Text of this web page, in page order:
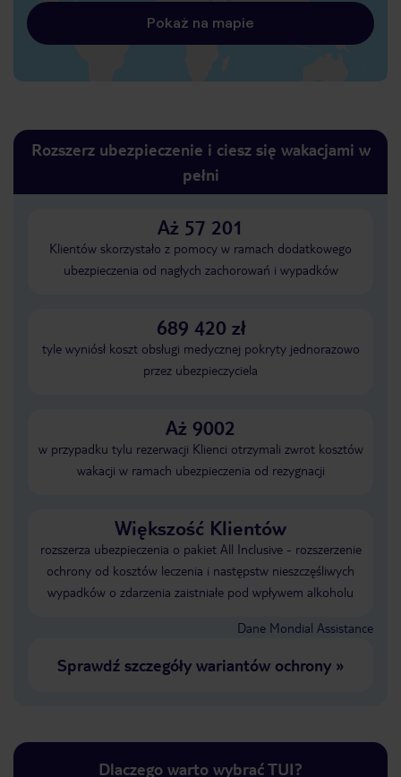
Pokaż na mapie
Rozszerz ubezpieczenie i ciesz się wakacjami w
pełni
Aż 57 201
Klientów skorzystało z pomocy w ramach dodatkowego
ubezpieczenia od nagłych zachorowań i wypadków
689 420 zł
tyle wyniósł koszt obsługi medycznej pokryty jednorazowo
przez ubezpieczyciela
Aż 9002
w przypadku tylu rezerwacji Klienci otrzymali zwrot kosztów
wakacji w ramach ubezpieczenia od rezygnacji
Większość Klientów
rozszerza ubezpieczenia o pakiet All Inclusive - rozszerzenie
ochrony od kosztów leczenia i następstw nieszczęśliwych
wypadków o zdarzenia zaistniałe pod wpływem alkoholu
Dane Mondial Assistance
Sprawdź szczegóły wariantów ochrony»
Dlaczego warto wybrać TUI?